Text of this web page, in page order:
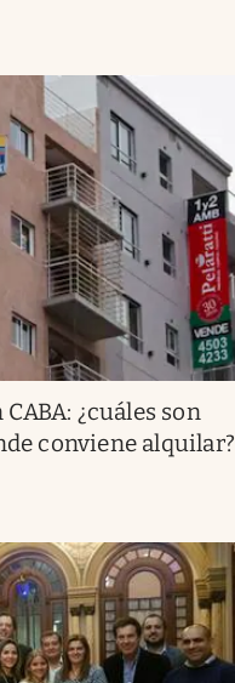
¿cuáles son
conviene alquilar?